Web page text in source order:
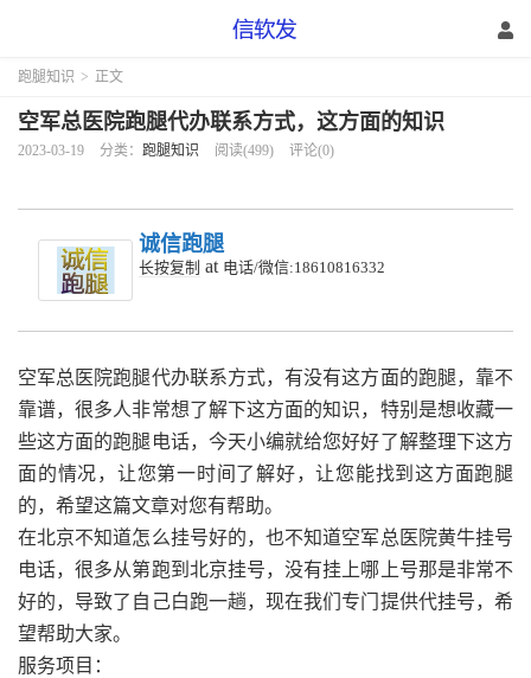
跑腿知识 > 正文
空军总医院跑腿代办联系方式，这方面的知识
2023-03-19 分类： 跑腿知识 阅读(499) 评论(0)
诚信跑腿
长按复制 at 电话/微信:18610816332
空军总医院跑腿代办联系方式，有没有这方面的跑腿，靠不
靠谱，很多人非常想了解下这方面的知识，特别是想收藏一
些这方面的跑腿电话，今天小编就给您好好了解整理下这方
面的情况，让您第一时间了解好，让您能找到这方面跑腿
的，希望这篇文章对您有帮助。
在北京不知道怎么挂号好的，也不知道空军总医院黄牛挂号
电话，很多从第跑到北京挂号，没有挂上哪上号那是非常不
好的，导致了自己白跑一趟，现在我们专门提供代挂号，希
望帮助大家。
服务项目：